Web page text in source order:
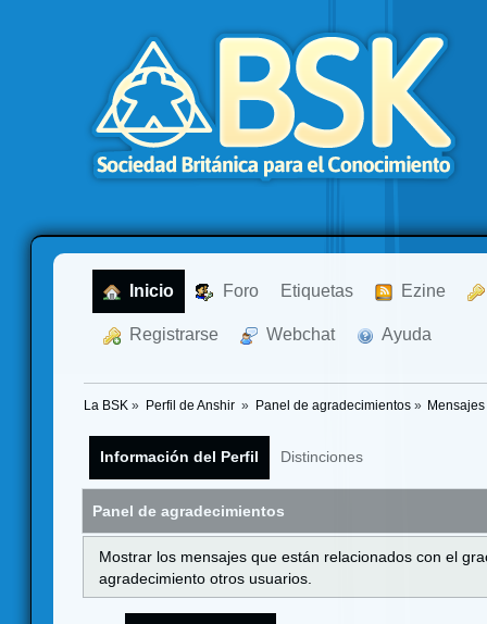
Inicio Foro Etiquetas Ezine
Registrarse Webchat Ayuda
La BSK » Perfil de Anshir » Panel de agradecimientos»
Información del Perfil Distinciones
Panel de agradecimientos
Mostrar los mensajes que están relacionados con el
agradecimiento otros usuarios.